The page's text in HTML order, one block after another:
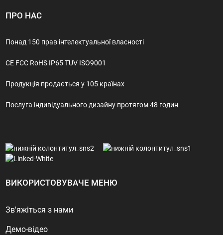
ПРО НАС
Понад 150 прав інтелектуальної власності
CE FCC RoHS IP65 TUV ISO9001
Продукція продається у 105 країнах
Послуга індивідуального дизайну протягом 48 годин
ВИКОРИСТОВУВАЧЕ МЕНЮ
Зв'яжіться з нами
Демо-відео